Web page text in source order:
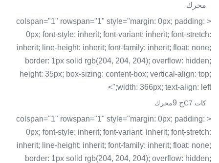
محرك
< colspan="1" rowspan="1" style="margin: 0px; padding:
0px; font-style: inherit; font-variant: inherit; font-stretch:
inherit; line-height: inherit; font-family: inherit; float: none;
border: 1px solid rgb(204, 204, 204); overflow: hidden;
height: 35px; box-sizing: content-box; vertical-align: top;
width: 366px; text-align: left;">
كات C7 ج 9 محرك
< colspan="1" rowspan="1" style="margin: 0px; padding:
0px; font-style: inherit; font-variant: inherit; font-stretch:
inherit; line-height: inherit; font-family: inherit; float: none;
border: 1px solid rgb(204, 204, 204); overflow: hidden;